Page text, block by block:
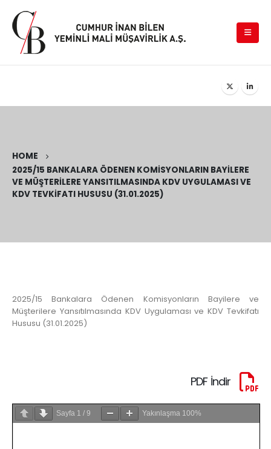
HOME
2025/15 BANKALARA ÖDENEN KOMISYONLARIN BAYILERE
VE MÜŞTERILERE YANSITILMASINDA KDV UYGULAMASI VE
KDV TEVKIFATI HUSUSU (31.01.2025)
2025/15 Bankalara Ödenen Komisyonların Bayilere ve
Müşterilere Yansıtılmasında KDV Uygulaması ve KDV Tevkifatı
Hususu (31.01.2025)
PDF İndir
Sayfa 1 / 9 Yakınlaşma 100%